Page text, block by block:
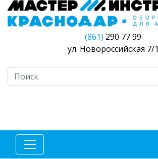
(861) 290 77 99
ул. Новороссийская 7/1